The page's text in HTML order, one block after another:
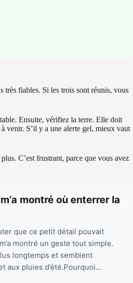
très fiables. Si les trois sont réunis, vous
Ensuite, vérifiez la terre. Elle doit
venir. S’il y a une alerte gel, mieux vaut
C’est frustrant, parce que vous avez
montré où enterrer la
que ce petit détail pouvait
montré un geste tout simple.
longtemps et semblent
aux pluies d’été.Pourquoi...